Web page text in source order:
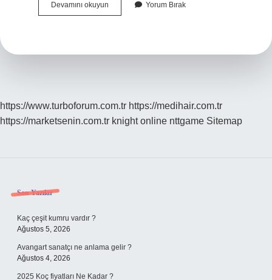
Devamını okuyun
Arapça
Yorum Bırak
https://www.turboforum.com.tr https://medihair.com.tr
https://marketsenin.com.tr knight online nttgame Sitemap
Sidebar
Son Yazılar
Kaç çeşit kumru vardır ?
Ağustos 5, 2026
Avangart sanatçı ne anlama gelir ?
Ağustos 4, 2026
2025 Koç fiyatları Ne Kadar ?